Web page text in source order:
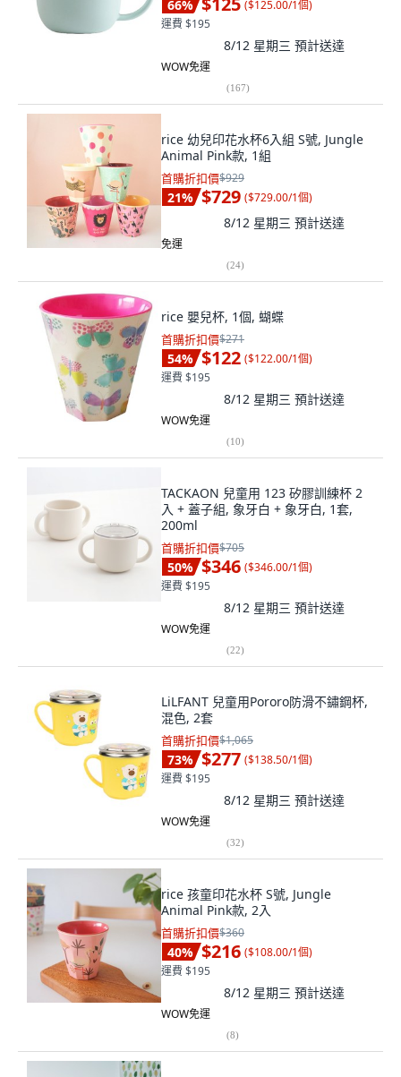
66% ($125.00/1個)
運費 $195
8/12 星期三 預計送達
WOW免運
(167)
rice 幼兒印花水杯6入組 S號, Jungle
Animal Pink款, 1組
首購折扣價$929
21% $729 ($729.00/1個)
8/12 星期三 預計送達
免運
(24)
rice 嬰兒杯, 1個, 蝴蝶
首購折扣價$271
54% $122 ($122.00/1個)
運費 $195
8/12 星期三 預計送達
WOW免運
(10)
TACKAON 兒童用 123 矽膠訓練杯 2
入 + 蓋子組, 象牙白 + 象牙白, 1套,
200ml
首購折扣價$705
50% $346 ($346.00/1個)
運費 $195
8/12 星期三 預計送達
WOW免運
(22)
LiLFANT 兒童用Pororo防滑不鏽鋼杯,
混色, 2套
首購折扣價$1,065
73% $277 ($138.50/1個)
運費 $195
8/12 星期三 預計送達
WOW免運
(32)
rice 孩童印花水杯 S號, Jungle
Animal Pink款, 2入
首購折扣價$360
40% $216 ($108.00/1個)
運費 $195
8/12 星期三 預計送達
WOW免運
(8)